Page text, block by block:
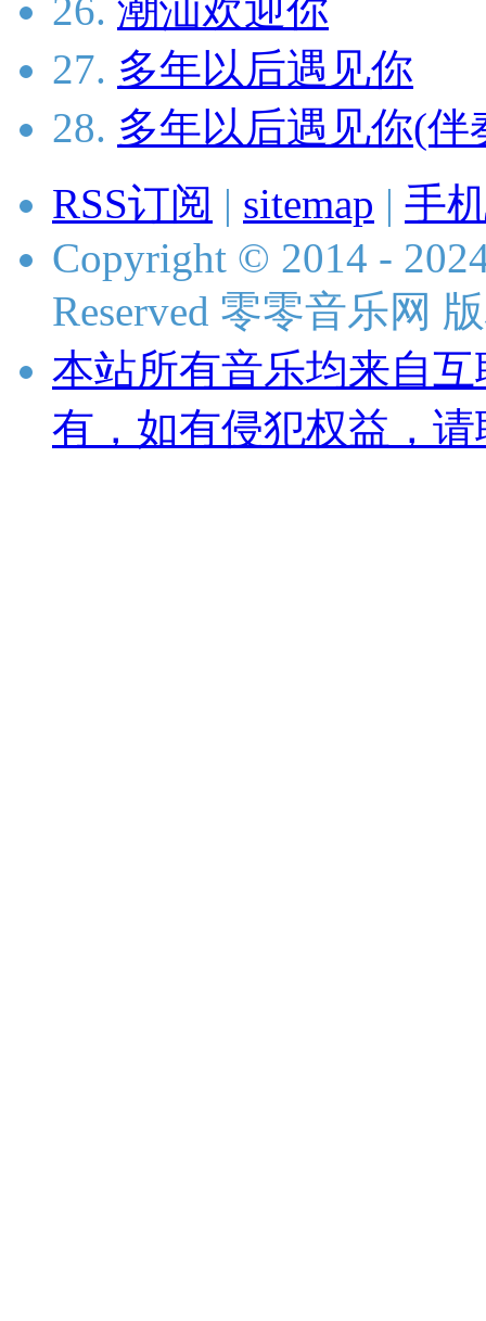
26. 潮汕欢迎你
27. 多年以后遇见你
28. 多年以后遇见你(伴
RSS订阅 | sitemap | 手
Copyright © 2014 -
Reserved 零零音乐网
本站所有音乐均来自
有，如有侵犯权益，